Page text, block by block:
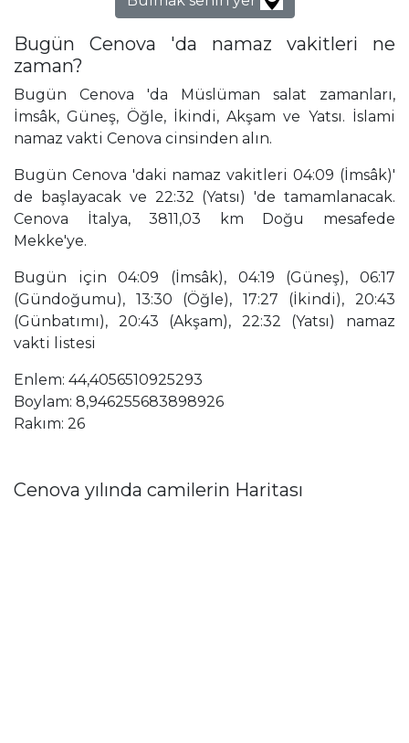
Bugün Cenova 'da namaz vakitleri ne
zaman?
Bugün Cenova 'da Müslüman salat zamanları,
İmsâk, Güneş, Öğle, İkindi, Akşam ve Yatsı. İslami
namaz vakti Cenova cinsinden alın.
Bugün Cenova 'daki namaz vakitleri 04:09 (İmsâk)'
de başlayacak ve 22:32 (Yatsı) 'de tamamlanacak.
Cenova İtalya, 3811,03 km Doğu mesafede
Mekke'ye.
Bugün için 04:09 (İmsâk), 04:19 (Güneş), 06:17
(Gündoğumu), 13:30 (Öğle), 17:27 (İkindi), 20:43
(Günbatımı), 20:43 (Akşam), 22:32 (Yatsı) namaz
vakti listesi
Enlem: 44,4056510925293
Boylam: 8,946255683898926
Rakım: 26
Cenova yılında camilerin Haritası